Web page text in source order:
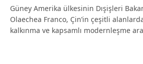
Güney Amerika ülkesinin Dışişleri
Olaechea Franco, Çin’in çeşitli
kalkınma ve kapsamlı modernleşme